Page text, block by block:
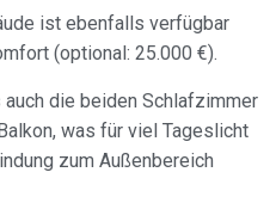
ist ebenfalls verfügbar
(optional: 25.000 €).
die beiden Schlafzimmer
was für viel Tageslicht
zum Außenbereich
werden
Webs zu messen, um
erstellen, um basierend auf
Sie ermöglichen es uns, die
zu speichern, um
zu verbessern und
besseres Erlebnis zu